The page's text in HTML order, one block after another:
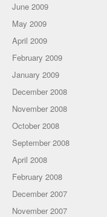
June 2009
May 2009
April 2009
February 2009
January 2009
December 2008
November 2008
October 2008
September 2008
April 2008
February 2008
December 2007
November 2007